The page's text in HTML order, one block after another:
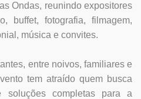
Ondas, reunindo expositores
buffet, fotografia, filmagem,
música e convites.
entre noivos, familiares e
tem atraído quem busca
soluções completas para a